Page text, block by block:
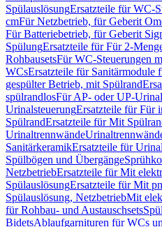
SpülauslösungErsatzteile für WC-
cmFür Netzbetrieb, für Geberit
Für Batteriebetrieb, für Geberit
SpülungErsatzteile für Für 2-
RohbausetsFür WC-Steuerungen
WCsErsatzteile für Sanitärmodule
gespülter Betrieb, mit Spülrand
spülrandlosFür AP- oder UP-
UrinalsteuerungErsatzteile für Für
SpülrandErsatzteile für Mit
Urinaltrennwände
SanitärkeramikErsatzteile für
Spülbögen und Übergänge
NetzbetriebErsatzteile für Mit
SpülauslösungErsatzteile für Mit
Spülauslösung, NetzbetriebMit
für Rohbau- und Austauschsets
BidetsAblaufgarnituren für WCs